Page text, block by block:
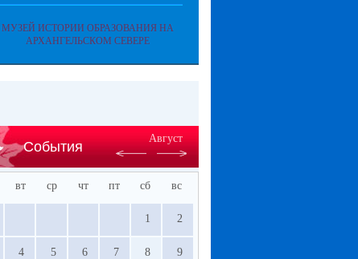
МУЗЕЙ ИСТОРИИ ОБРАЗОВАНИЯ НА
АРХАНГЕЛЬСКОМ СЕВЕРЕ
События
Август
вт ср чт пт сб вс
1 2
4 5 6 7 8 9